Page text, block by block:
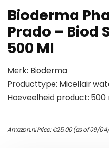
Bioderma
Prado – Biod
500 Ml
Merk: Bioderma
Producttype: Micellair
Hoeveelheid product: 500
Amazon.nl Price:€25.00(as of 09/04/